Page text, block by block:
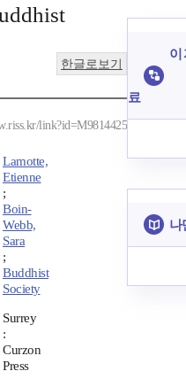
한글로보기
link?id=M9814425
Lamotte,
Etienne
;
Boin-
Webb,
Sara
;
Buddhist
Society
Surrey
:
Curzon
Press
이
료
나